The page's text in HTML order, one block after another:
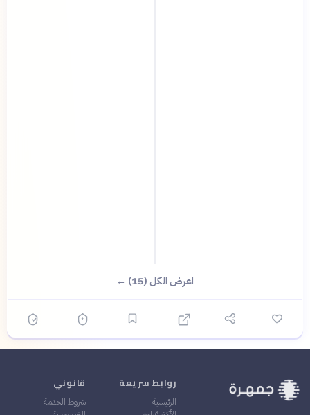
اعرض الكل (15) ←
روابط سريعة
الرئيسية
قانوني
شروط الخدمة